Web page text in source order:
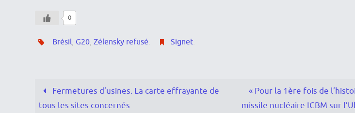
0
Brésil, G20, Zélensky refusé. Signet.
Fermetures d’usines. La carte effrayante de
tous les sites concernés
« Pour la 1ère fois de
missile nucléaire ICBM sur